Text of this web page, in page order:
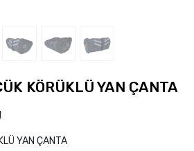
KÖRÜKLÜ YAN ÇANTA
YAN ÇANTA